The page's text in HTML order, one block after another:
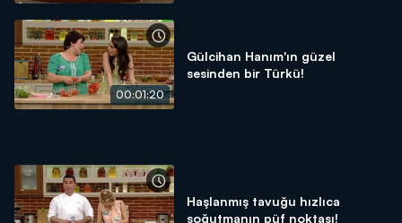
00:01:20
Gülcihan Hanım'ın güzel
sesinden bir Türkü!
Haşlanmış tavuğu hızlıca
soğutmanın püf noktası!